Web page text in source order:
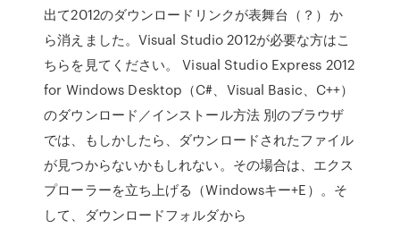
出て2012のダウンロードリンクが表舞台（？）か
ら消えました。Visual Studio 2012が必要な方はこ
ちらを見てください。 Visual Studio Express 2012
for Windows Desktop（C#、Visual Basic、C++）
のダウンロード／インストール方法 別のブラウザ
では、もしかしたら、ダウンロードされたファイル
が見つからないかもしれない。その場合は、エクス
プローラーを立ち上げる（Windowsキー+E）。そ
して、ダウンロードフォルダから